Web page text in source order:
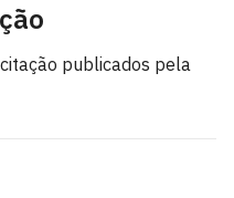
publicados pela